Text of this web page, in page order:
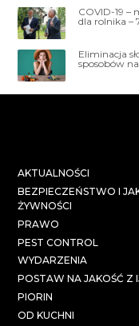
COVID-19 –
dla rolnika –
Eliminacja
sposobów
AKTUALNOŚCI
BEZPIECZEŃSTWO I
ŻYWNOŚCI
PRAWO
PEST CONTROL
WYDARZENIA
POSTAW NA JAKOŚĆ Z
PIORIN
OD KUCHNI